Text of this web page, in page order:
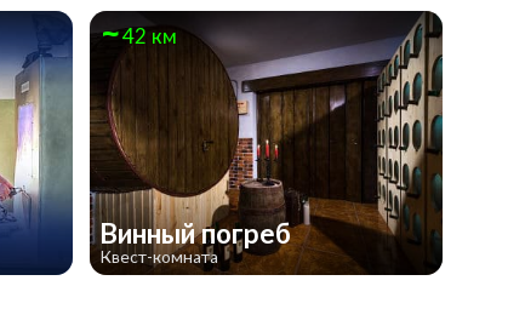
42 км
Винный погреб
Квест-комната